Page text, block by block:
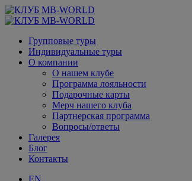
Групповые туры
Индивидуальные туры
О компании
О нашем клубе
Программа лояльности
Подарочные карты
Мерч нашего клуба
Партнерская программа
Вопросы/ответы
Галерея
Блог
Контакты
EN